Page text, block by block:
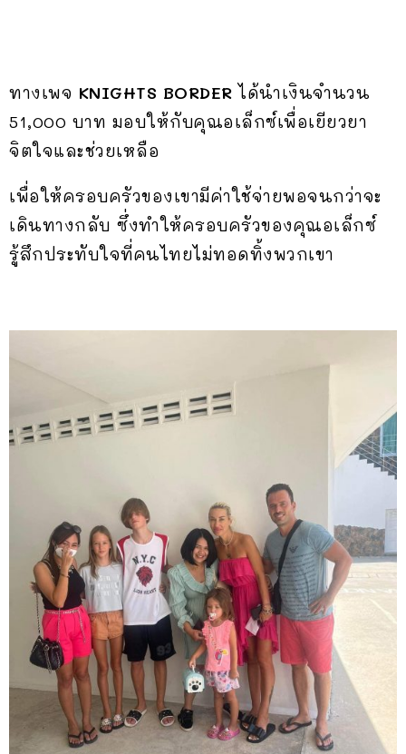
ทางเพจ KNIGHTS BORDER ได้นำเงินจำนวน
51,000 บาท มอบให้กับคุณอเล็กซ์เพื่อเยียวยา
จิตใจและช่วยเหลือ
เพื่อให้ครอบครัวของเขามีค่าใช้จ่ายพอจนกว่าจะ
เดินทางกลับ ซึ่งทำให้ครอบครัวของคุณอเล็กซ์
รู้สึกประทับใจที่คนไทยไม่ทอดทิ้งพวกเขา